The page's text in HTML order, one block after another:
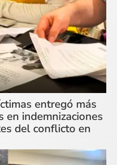
entregó más
en indemnizaciones
del conflicto en